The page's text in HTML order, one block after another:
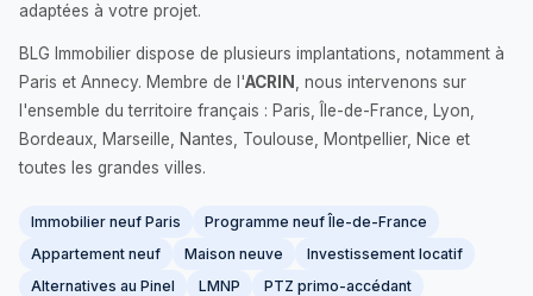
adaptées à votre projet.
BLG Immobilier dispose de plusieurs implantations, notamment à
Paris et Annecy. Membre de l'ACRIN
, nous intervenons sur
l'ensemble du territoire français : Paris, Île-de-France, Lyon,
Bordeaux, Marseille, Nantes, Toulouse, Montpellier, Nice et
toutes les grandes villes.
Immobilier neuf Paris
Programme neuf Île-de-France
Appartement neuf
Maison neuve
Investissement locatif
Alternatives au Pinel
LMNP
PTZ primo-accédant